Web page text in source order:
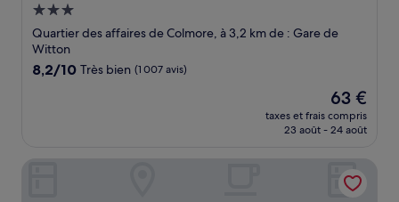
Hébergement
3.0 étoiles
Quartier des affaires de Colmore, à 3,2 km de : Gare de
Witton
8.2
8,2/10 Très bien (1 007 avis)
Le
nouveau
prix
de
63 €
63 €
taxes et frais compris
23 août - 24 août